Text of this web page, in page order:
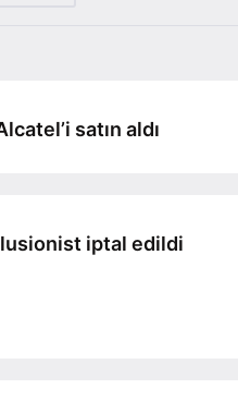
satın aldı
iptal edildi